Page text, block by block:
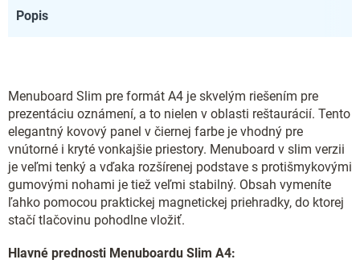
Popis
Menuboard Slim pre formát A4 je skvelým riešením pre
prezentáciu oznámení, a to nielen v oblasti reštaurácií. Tento
elegantný kovový panel v čiernej farbe je vhodný pre
vnútorné i kryté vonkajšie priestory. Menuboard v slim verzii
je veľmi tenký a vďaka rozšírenej podstave s protišmykovými
gumovými nohami je tiež veľmi stabilný. Obsah vymeníte
ľahko pomocou praktickej magnetickej priehradky, do ktorej
stačí tlačovinu pohodlne vložiť.
Hlavné prednosti Menuboardu Slim A4: